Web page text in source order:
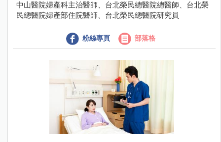
中山醫院婦產科主治醫師、台北榮民總醫院總醫師、台北榮
民總醫院婦產部住院醫師、台北榮民總醫院研究員
粉絲專頁 部落格